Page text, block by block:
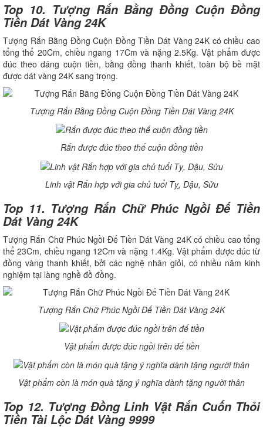
Top 10. Tượng Rắn Bằng Đồng Cuộn Đồng
Tiền Dát Vàng 24K
Tượng Rắn Bằng Đồng Cuộn Đồng Tiền Dát Vàng 24K có chiều cao
tổng thể 20Cm, chiều ngang 17Cm và nặng 2.5Kg. Vật phẩm được
đúc theo dáng cuộn tiền, bằng đồng thanh khiết, toàn bộ bề mặt
được dát vàng 24K sang trọng.
Tượng Rắn Bằng Đồng Cuộn Đồng Tiền Dát Vàng 24K
Rắn được đúc theo thế cuộn đồng tiền
Linh vật Rắn hợp với gia chủ tuổi Tỵ, Dậu, Sửu
Top 11. Tượng Rắn Chữ Phúc Ngồi Đế Tiền
Dát Vàng 24K
Tượng Rắn Chữ Phúc Ngồi Đế Tiền Dát Vàng 24K có chiều cao tổng
thể 23Cm, chiều ngang 12Cm và nặng 1.4Kg. Vật phẩm được đúc từ
đồng vàng thanh khiết, bởi các nghệ nhân giỏi, có nhiều năm kinh
nghiệm tại làng nghề đồ đồng.
Tượng Rắn Chữ Phúc Ngồi Đế Tiền Dát Vàng 24K
Vật phẩm được đúc ngồi trên đế tiền
Vật phẩm còn là món quà tặng ý nghĩa dành tặng người thân
Top 12. Tượng Đồng Linh Vật Rắn Cuốn Thỏi
Tiền Tài Lộc Dát Vàng 9999